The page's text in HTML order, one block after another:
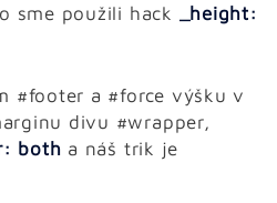
sme použili hack _height:
#footer a #force výšku v
divu #wrapper,
both a náš trik je